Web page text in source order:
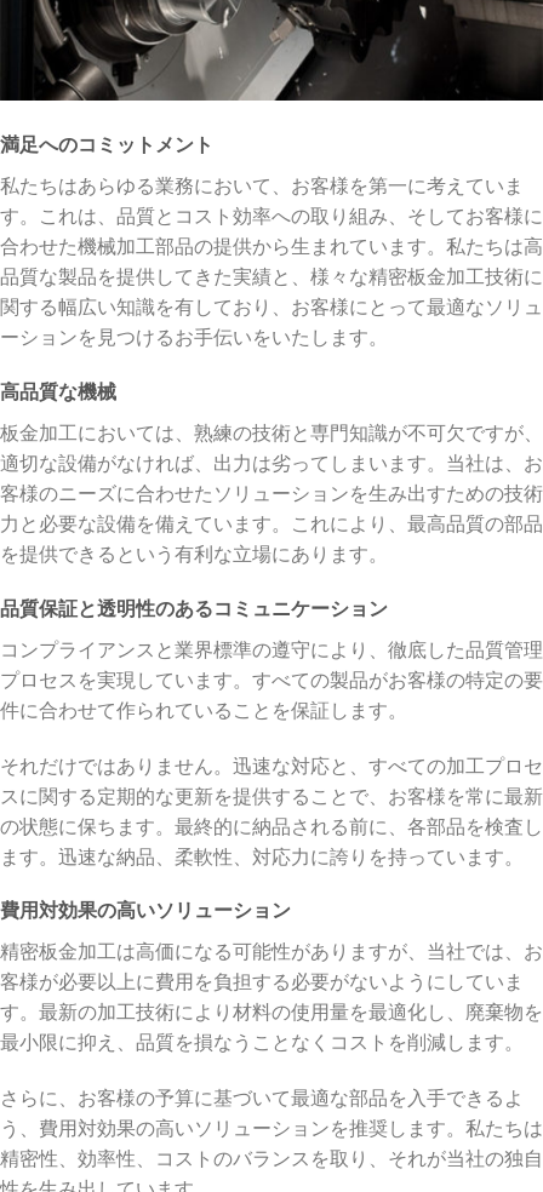
満足へのコミットメント
私たちはあらゆる業務において、お客様を第一に考えていま
す。これは、品質とコスト効率への取り組み、そしてお客様に
合わせた機械加工部品の提供から生まれています。私たちは高
品質な製品を提供してきた実績と、様々な精密板金加工技術に
関する幅広い知識を有しており、お客様にとって最適なソリュ
ーションを見つけるお手伝いをいたします。
高品質な機械
板金加工においては、熟練の技術と専門知識が不可欠ですが、
適切な設備がなければ、出力は劣ってしまいます。当社は、お
客様のニーズに合わせたソリューションを生み出すための技術
力と必要な設備を備えています。これにより、最高品質の部品
を提供できるという有利な立場にあります。
品質保証と透明性のあるコミュニケーション
コンプライアンスと業界標準の遵守により、徹底した品質管理
プロセスを実現しています。すべての製品がお客様の特定の要
件に合わせて作られていることを保証します。
それだけではありません。迅速な対応と、すべての加工プロセ
スに関する定期的な更新を提供することで、お客様を常に最新
の状態に保ちます。最終的に納品される前に、各部品を検査し
ます。迅速な納品、柔軟性、対応力に誇りを持っています。
費用対効果の高いソリューション
精密板金加工は高価になる可能性がありますが、当社では、お
客様が必要以上に費用を負担する必要がないようにしていま
す。最新の加工技術により材料の使用量を最適化し、廃棄物を
最小限に抑え、品質を損なうことなくコストを削減します。
さらに、お客様の予算に基づいて最適な部品を入手できるよ
う、費用対効果の高いソリューションを推奨します。私たちは
精密性、効率性、コストのバランスを取り、それが当社の独自